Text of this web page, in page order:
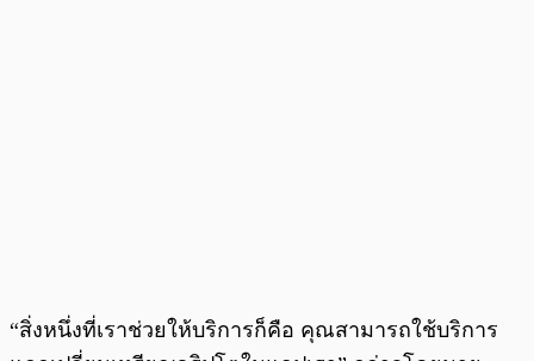
“สิ่งหนึ่งที่เราช่วยให้บริการก็คือ คุณสามารถใช้บริการ